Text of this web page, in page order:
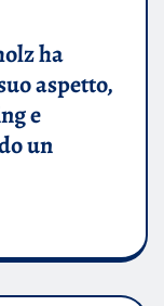
ha
aspetto,
e
un